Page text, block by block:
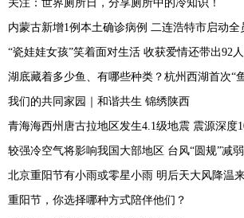
关注：世界厕所日，分享厕所中的冷知识！
内蒙古新增1例本土确诊病例 二连浩特市启动全
“瓷娃娃女孩”笑着面对生活 收获爱情还带出92
湖底藏着多少鱼、有哪些种类？杭州西湖首次“
我们的共同家园｜和谐共生 锦绣陕西
青海海西州唐古拉地区发生4.1级地震 震源深度
较强冷空气将影响我国大部地区 台风“圆规”减
北京重阳节有小雨或零星小雨 明后天大风降温
重阳节，你选择哪种方式陪伴他们？